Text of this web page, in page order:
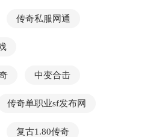
传奇私服网通
中变合击
传奇单职业sf发布网
复古1.80传奇